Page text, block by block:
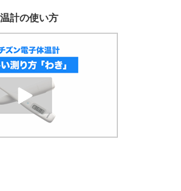
計の使い方